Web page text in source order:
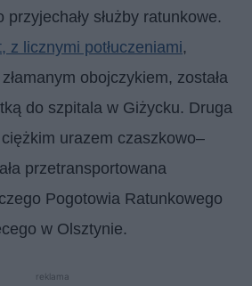
służby ratunkowe.
z licznymi potłuczeniami,
obojczykiem, została
do szpitala w Giżycku. Druga
urazem czaszkowo–
przetransportowana
Pogotowia Ratunkowego
w Olsztynie.
reklama